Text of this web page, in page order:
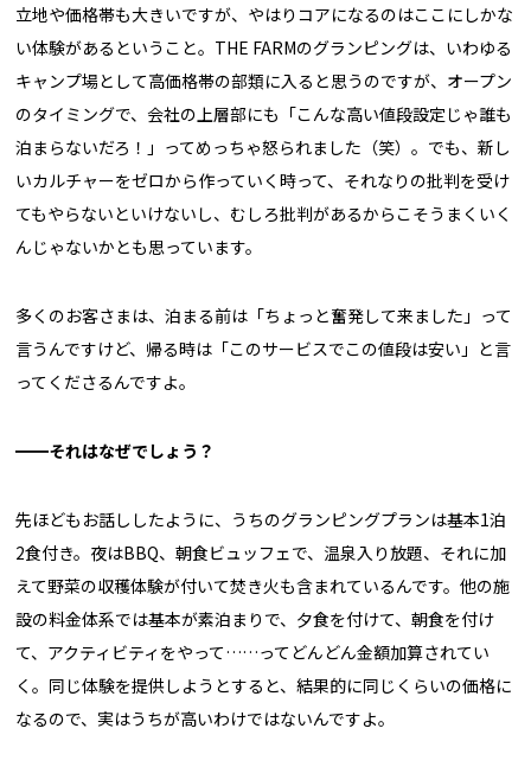
立地や価格帯も大きいですが、やはりコアになるのはここにしかな
い体験があるということ。THE FARMのグランピングは、いわゆる
キャンプ場として高価格帯の部類に入ると思うのですが、オープン
のタイミングで、会社の上層部にも「こんな高い値段設定じゃ誰も
泊まらないだろ！」ってめっちゃ怒られました（笑）。でも、新し
いカルチャーをゼロから作っていく時って、それなりの批判を受け
てもやらないといけないし、むしろ批判があるからこそうまくいく
んじゃないかとも思っています。
多くのお客さまは、泊まる前は「ちょっと奮発して来ました」って
言うんですけど、帰る時は「このサービスでこの値段は安い」と言
ってくださるんですよ。
━━それはなぜでしょう？
先ほどもお話ししたように、うちのグランピングプランは基本1泊
2食付き。夜はBBQ、朝食ビュッフェで、温泉入り放題、それに加
えて野菜の収穫体験が付いて焚き火も含まれているんです。他の施
設の料金体系では基本が素泊まりで、夕食を付けて、朝食を付け
て、アクティビティをやって……ってどんどん金額加算されてい
く。同じ体験を提供しようとすると、結果的に同じくらいの価格に
なるので、実はうちが高いわけではないんですよ。